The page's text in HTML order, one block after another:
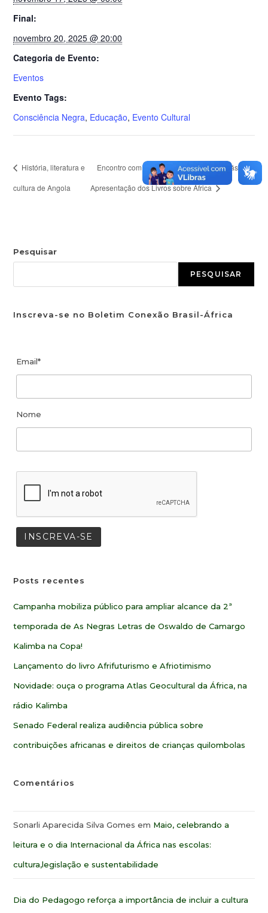
Final:
novembro 20, 2025 @ 20:00
Categoria de Evento:
Eventos
Evento Tags:
Consciência Negra, Educação, Evento Cultural
História, literatura e
cultura de Angola
Encontro com as Escolas da Educação Básica –
Apresentação dos Livros sobre África
Pesquisar
PESQUISAR
Inscreva-se no Boletim Conexão Brasil-África
Email*
Nome
Posts recentes
Campanha mobiliza público para ampliar alcance da 2ª
temporada de As Negras Letras de Oswaldo de Camargo
Kalimba na Copa!
Lançamento do livro Afrifuturismo e Afriotimismo
Novidade: ouça o programa Atlas Geocultural da África, na
rádio Kalimba
Senado Federal realiza audiência pública sobre
contribuições africanas e direitos de crianças quilombolas
Comentários
Sonarli Aparecida Silva Gomes em Maio, celebrando a
leitura e o dia Internacional da África nas escolas:
cultura,legislação e sustentabilidade
Dia do Pedagogo reforça a importância de incluir a cultura